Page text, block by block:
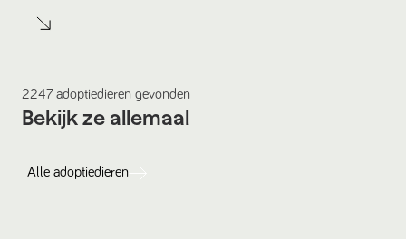
2247 adoptiedieren gevonden
Bekijk ze allemaal
Alle adoptiedieren